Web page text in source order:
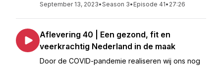
September 13, 2023•Season 3• Episode 41• 27:26
Aflevering 40 | Een gezond, fit en
veerkrachtig Nederland in de maak
Door de COVID-pandemie realiseren wij ons nog